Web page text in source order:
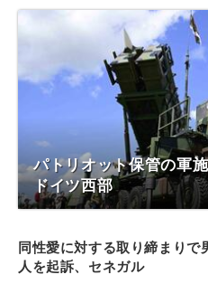
パトリオット保管の軍
ドイツ西部
同性愛に対する取り締まりで
人を起訴、セネガル